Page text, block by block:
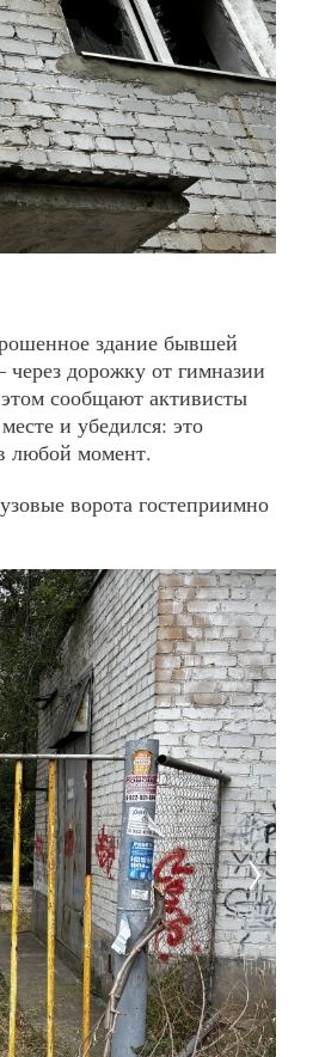
здание бывшей
дорожку от гимназии
сообщают активисты
и убедился: это
любой момент.
ворота гостеприимно